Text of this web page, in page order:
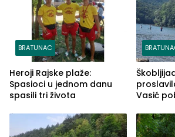
BRATUNAC
Heroji Rajske plaže:
Spasioci u jednom danu
spasili tri života
Vasić